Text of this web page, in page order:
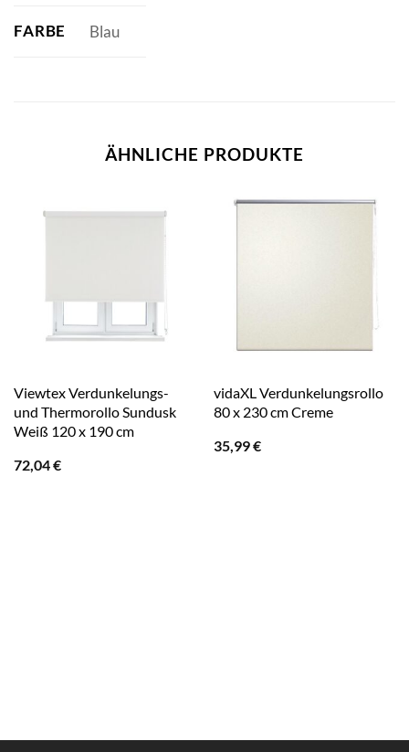
FARBE Blau
ÄHNLICHE PRODUKTE
Viewtex Verdunkelungs-
und Thermorollo Sundusk
Weiß 120 x 190 cm
72,04€
vidaXL Verdunkelungsrollo
80 x 230 cm Creme
35,99€